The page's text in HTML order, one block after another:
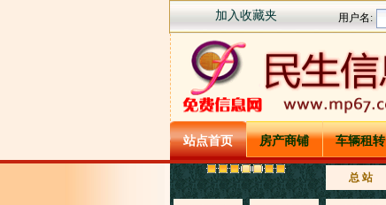
加入收藏夹
站点首页 房产商铺 车辆租转
总 站